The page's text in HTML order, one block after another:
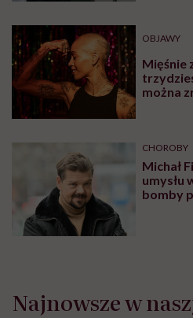
OBJAWY
Mięśnie
można
CHOROBY
Michał
umysłu
bomby
Najnowsze w